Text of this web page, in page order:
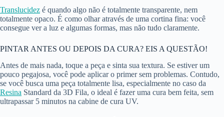
Translucidez é quando algo não é totalmente transparente, nem
totalmente opaco. É como olhar através de uma cortina fina: você
consegue ver a luz e algumas formas, mas não tudo claramente.
PINTAR ANTES OU DEPOIS DA CURA? EIS A QUESTÃO!
Antes de mais nada, toque a peça e sinta sua textura. Se estiver um
pouco pegajosa, você pode aplicar o primer sem problemas. Contudo,
se você busca uma peça totalmente lisa, especialmente no caso da
Resina Standard da 3D Fila, o ideal é fazer uma cura bem feita, sem
ultrapassar 5 minutos na cabine de cura UV.